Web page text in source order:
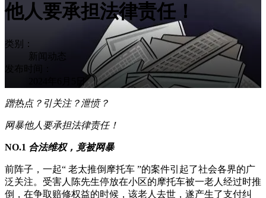
他人要承担法律责任！
类别：
新闻动态
发布时间：
2024年6月5日
蹭热点？引关注？泄愤？
网暴他人要承担法律责任！
NO.1 合法维权，竟被网暴
前阵子，一起“ 老太推倒摩托车 ”的案件引起了社会各界的广
泛关注。受害人陈先生停放在小区的摩托车被一老人经过时推
倒，在争取赔修权益的时候，该老人去世，遂产生了支付纠